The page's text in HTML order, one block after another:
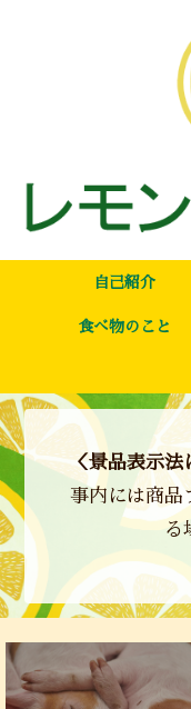
自己紹介
食べ物のこと
＜景品表示法
事内には商品
る